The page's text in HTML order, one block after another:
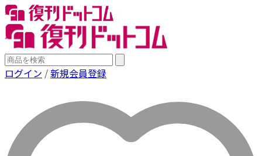
ログイン /新規会員登録